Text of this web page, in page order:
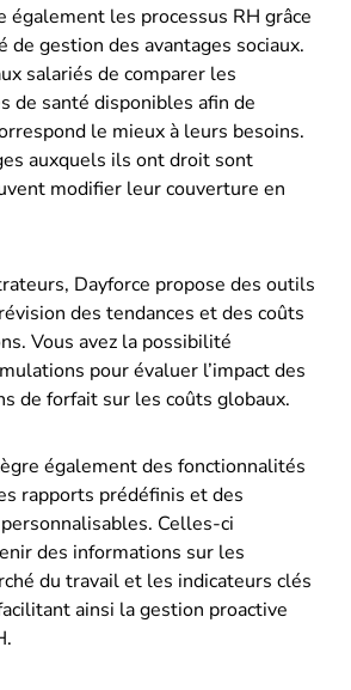
également les processus RH grâce
de gestion des avantages sociaux.
salariés de comparer les
de santé disponibles afin de
le mieux à leurs besoins.
auxquels ils ont droit sont
modifier leur couverture en
Dayforce propose des outils
des tendances et des coûts
Vous avez la possibilité
pour évaluer l’impact des
de forfait sur les coûts globaux.
également des fonctionnalités
rapports prédéfinis et des
Celles-ci
des informations sur les
du travail et les indicateurs clés
ainsi la gestion proactive